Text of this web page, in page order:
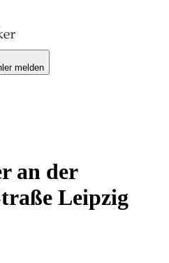
melden
an der
Leipzig